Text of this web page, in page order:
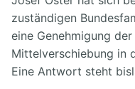
zuständigen
eine Genehmigung der
Mittelverschiebung in
Eine Antwort steht